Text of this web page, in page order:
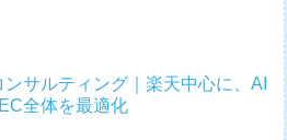
ンサルティング｜楽天中心に、AI
全体を最適化